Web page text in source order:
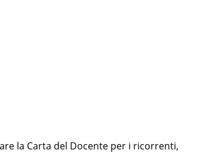
la Carta del Docente per i ricorrenti,